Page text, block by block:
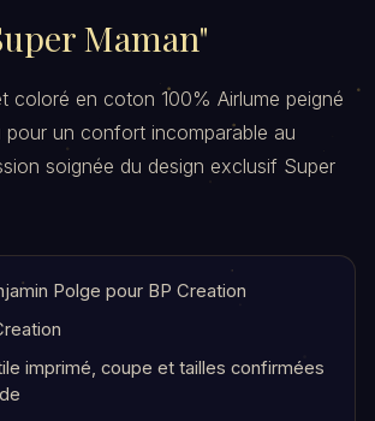
Maman"
coloré en coton 100% Airlume peigné
un confort incomparable au
soignée du design exclusif Super
Polge pour BP Creation
imprimé, coupe et tailles confirmées